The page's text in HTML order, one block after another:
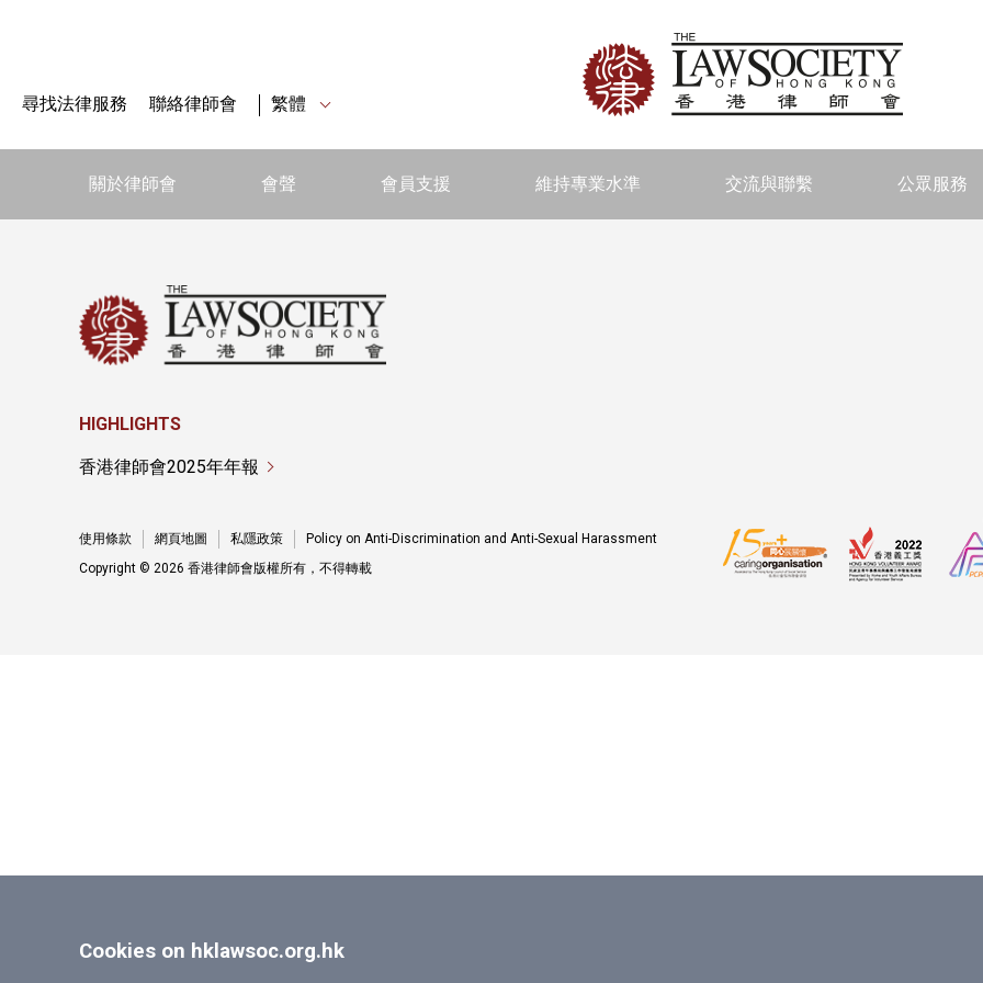
尋找法律服務 聯絡律師會 繁體
關於律師會 會聲 會員支援 維持專業水準 交流與聯繫 公眾服務
Cookies on hklawsoc.org.hk
HIGHLIGHTS
香港律師會2025年年報
使用條款 網頁地圖 私隱政策
Policy on Anti-Discrimination and Anti-Sexual Harassment
Copyright © 2026 香港律師會版權所有，不得轉載